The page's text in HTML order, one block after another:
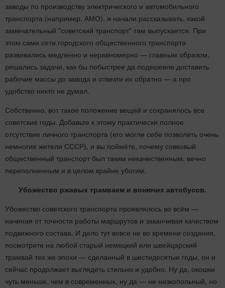
заводы по производству электрического и автомобильного
транспорта (например, АМО), и начали рассказывать, какой
замечательный "советский транспорт" там выпускается. При
этом сами сети городского общественного транспорта
развивались медленно и неравномерно — главным образом,
решались задачи, как бы побыстрее да подешевле доставить
рабочие массы до завода и отвезти их обратно — а про
удобство никто не думал.
Собственно, вот такое положение вещей и сохранялось все
советские годы. Добавьте к этому практически полное
отсутствие личного транспорта (его могли себе позволить очень
немногие жители СССР), и вы поймёте, почему совковый
общественный транспорт был таким некачественным, вечно
переполненным и в целом крайне убогим.
Убожество ржавых трамваем и вонючих автобусов.
Убожество советского транспорта проявлялось во всём —
начиная от точности работы маршрутов и заканчивая качеством
подвижного состава. И дело тут вовсе не во времени создания,
посмотрите на любой старый немецкий или швейцарский
трамвай тех же эпохи — сделанный в шестидесятые годы, он и
сейчас продолжает выглядеть стильно и удобно. Ну да, окошки
чуть меньше, чем в современных, ну да — не низкопольный, но